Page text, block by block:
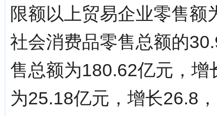
限额以上贸易企业零售
社会消费品零售总额的
售总额为180.62亿元，
为25.18亿元，增长26.8